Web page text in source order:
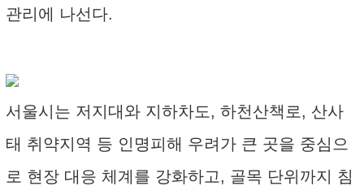
관리에 나선다.
서울시는 저지대와 지하차도, 하천산책로, 산사
태 취약지역 등 인명피해 우려가 큰 곳을 중심으
로 현장 대응 체계를 강화하고, 골목 단위까지 침